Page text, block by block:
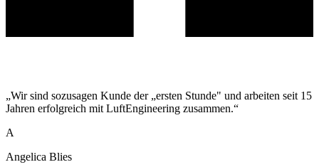
„Wir sind sozusagen Kunde der „ersten Stunde" und arbeiten seit 15
Jahren erfolgreich mit LuftEngineering zusammen.“
A
Angelica Blies